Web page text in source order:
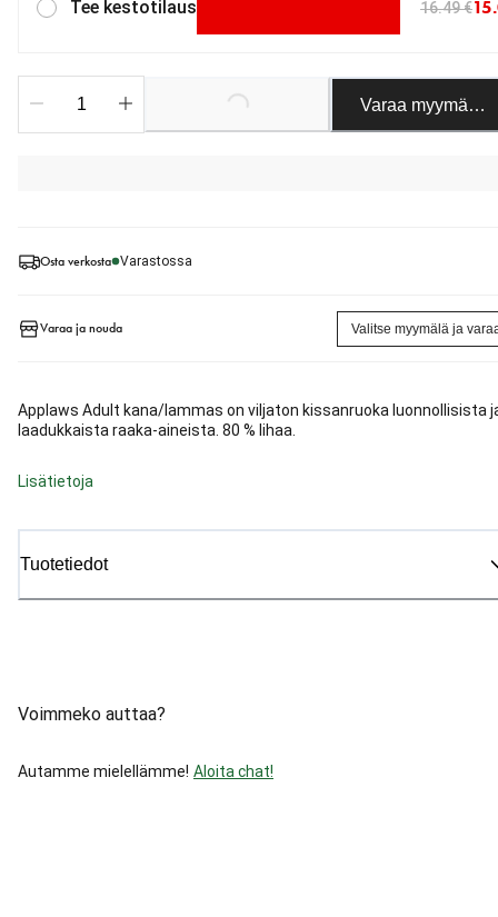
Osta verkosta Varastossa
Varaa ja nouda Valitse myymälä ja
Applaws Adult kana/lammas on viljaton kissanruoka luonnollisista
laadukkaista raaka-aineista. 80 % lihaa.
Lisätietoja
Tuotetiedot
Voimmeko auttaa?
Autamme mielellämme! Aloita chat!
Tee kestotilaus 16.49 €
Loading... Varaa